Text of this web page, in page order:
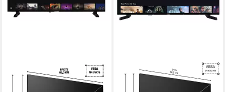
TELEFUNKEN
XF40TP900S LCD-LED
TELEFUNKEN
D43U790B2CW LCD-LED